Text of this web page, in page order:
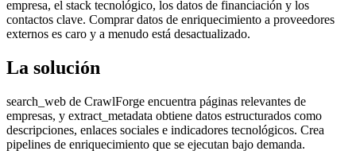
empresa, el stack tecnológico, los datos de financiación y los
contactos clave. Comprar datos de enriquecimiento a proveedores
externos es caro y a menudo está desactualizado.
La solución
search_web de CrawlForge encuentra páginas relevantes de
empresas, y extract_metadata obtiene datos estructurados como
descripciones, enlaces sociales e indicadores tecnológicos. Crea
pipelines de enriquecimiento que se ejecutan bajo demanda.